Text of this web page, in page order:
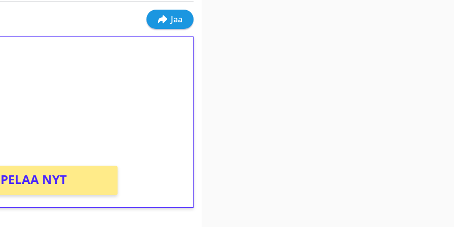
Jaa
PELAA NYT